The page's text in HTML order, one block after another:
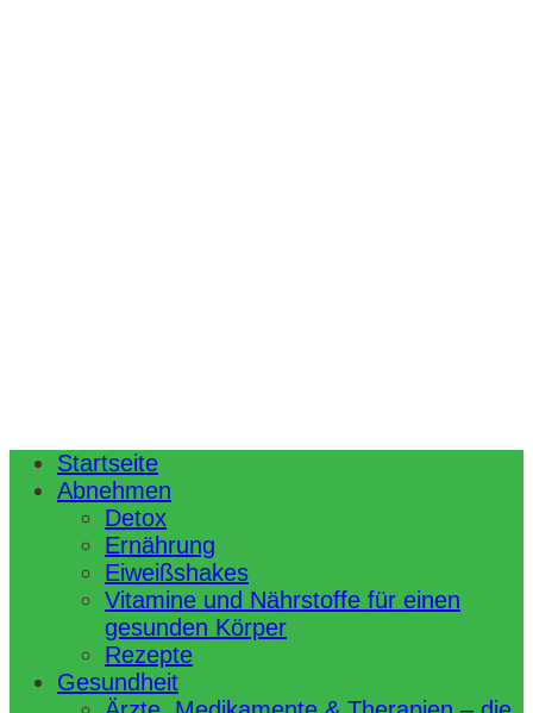
Startseite
Abnehmen
Detox
Ernährung
Eiweißshakes
Vitamine und Nährstoffe für einen
gesunden Körper
Rezepte
Gesundheit